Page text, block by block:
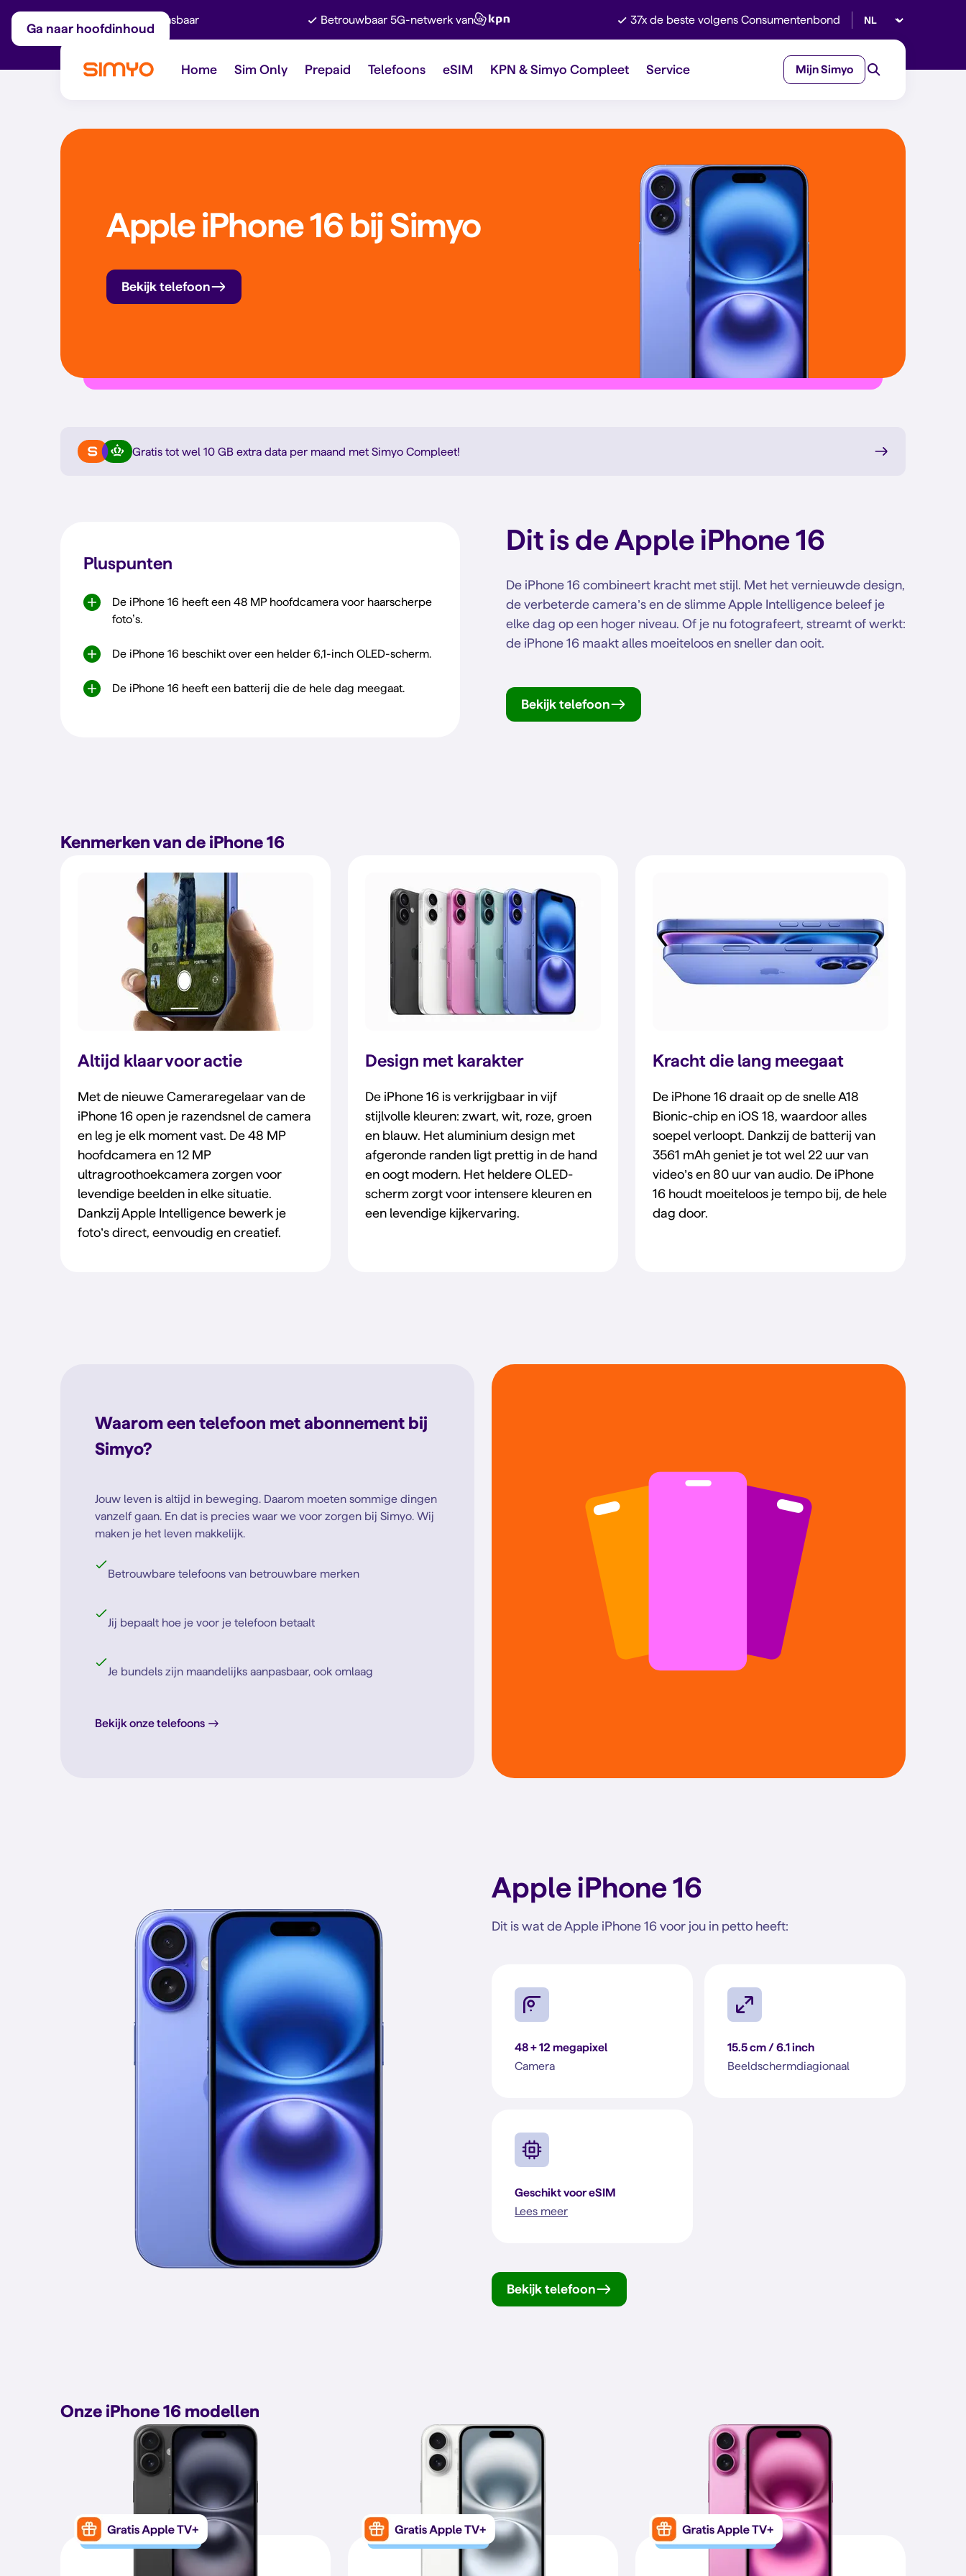
Ga naar hoofdinhoud
Maandelijks aanpasbaar Betrouwbaar 5G-netwerk van 37x de beste volgens Consumentenbond Selecteer taal
Home Sim Only Prepaid Telefoons eSIM KPN & Simyo Compleet Service Mijn Simyo
Apple iPhone 16 bij Simyo
Bekijk telefoon
Gratis tot wel 10 GB extra data per maand met Simyo Compleet!
Dit is deApple iPhone 16
De iPhone 16 combineert kracht met stijl. Met het vernieuwde design,
de verbeterde camera’s en de slimme Apple Intelligence beleef je
elke dag op een hoger niveau. Of je nu fotografeert, streamt of werkt:
de iPhone 16 maakt alles moeiteloos en sneller dan ooit.
Bekijk telefoon
Pluspunten
De iPhone 16 heeft een 48 MP hoofdcamera voor haarscherpe
foto’s.
De iPhone 16 beschikt over een helder 6,1-inch OLED-scherm.
De iPhone 16 heeft een batterij die de hele dag meegaat.
Kenmerken van de iPhone 16
Altijd klaar voor actie
Met de nieuwe Cameraregelaar van de
iPhone 16 open je razendsnel de camera
en leg je elk moment vast. De 48 MP
hoofdcamera en 12 MP
ultragroothoekcamera zorgen voor
levendige beelden in elke situatie.
Dankzij Apple Intelligence bewerk je
foto’s direct, eenvoudig en creatief.
Design met karakter
De iPhone 16 is verkrijgbaar in vijf
stijlvolle kleuren: zwart, wit, roze, groen
en blauw. Het aluminium design met
afgeronde randen ligt prettig in de hand
en oogt modern. Het heldere OLED-
scherm zorgt voor intensere kleuren en
een levendige kijkervaring.
Kracht die lang meegaat
De iPhone 16 draait op de snelle A18
Bionic-chip en iOS 18, waardoor alles
soepel verloopt. Dankzij de batterij van
3561 mAh geniet je tot wel 22 uur van
video’s en 80 uur van audio. De iPhone
16 houdt moeiteloos je tempo bij, de hele
dag door.
Waarom een telefoon met abonnement bij
Simyo?
Jouw leven is altijd in beweging. Daarom moeten sommige dingen
vanzelf gaan. En dat is precies waar we voor zorgen bij Simyo. Wij
maken je het leven makkelijk.
Betrouwbare telefoons van betrouwbare merken
Jij bepaalt hoe je voor je telefoon betaalt
Je bundels zijn maandelijks aanpasbaar, ook omlaag
Bekijk onze telefoons
Apple iPhone 16
Dit is wat de Apple iPhone 16 voor jou in petto heeft:
48 + 12 megapixel
Camera
15.5 cm / 6.1 inch
Beeldschermdiagionaal
Geschikt voor eSIM
Lees meer
Bekijk telefoon
Onze iPhone 16 modellen